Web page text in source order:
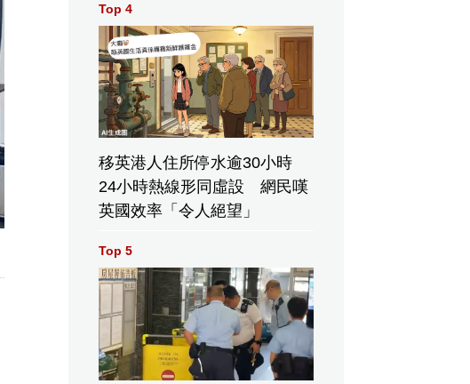
Top 4
移英港人住所停水逾30小時
24小時熱線形同虛設 網民嘆
英國效率「令人絕望」
Top 5